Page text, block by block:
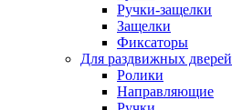
Ручки-защелки
Защелки
Фиксаторы
Для раздвижных дверей
Ролики
Направляющие